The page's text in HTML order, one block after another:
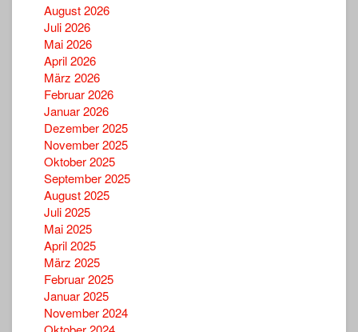
August 2026
Juli 2026
Mai 2026
April 2026
März 2026
Februar 2026
Januar 2026
Dezember 2025
November 2025
Oktober 2025
September 2025
August 2025
Juli 2025
Mai 2025
April 2025
März 2025
Februar 2025
Januar 2025
November 2024